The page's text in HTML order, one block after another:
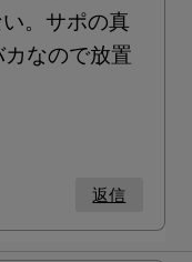
。サポの真
なので放置
返信